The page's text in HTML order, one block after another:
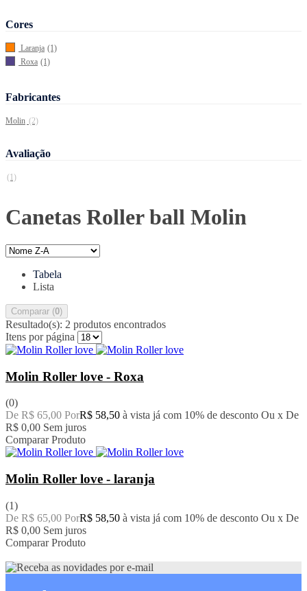
Cores
Laranja (1)
Roxa (1)
Fabricantes
Molin (2)
Avaliação
(1)
Canetas Roller ball Molin
Tabela
Lista
Comparar (0)
Resultado(s): 2 produtos encontrados
Itens por página
Molin Roller love - Roxa
(0)
De R$ 65,00 PorR$ 58,50 à vista já com 10% de desconto Ou x De
R$ 0,00 Sem juros
Comparar Produto
Molin Roller love - laranja
(1)
De R$ 65,00 PorR$ 58,50 à vista já com 10% de desconto Ou x De
R$ 0,00 Sem juros
Comparar Produto